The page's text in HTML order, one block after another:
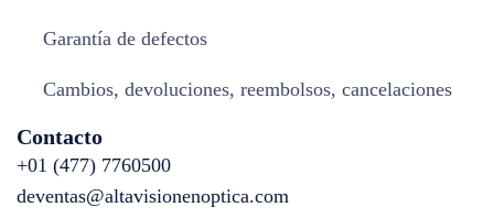
Garantía de defectos
Cambios, devoluciones, reembolsos, cancelaciones
Contacto
+01 (477) 7760500
deventas@altavisionenoptica.com